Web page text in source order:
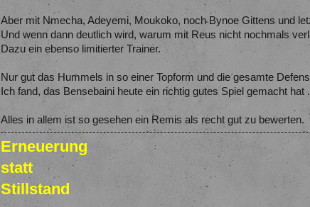
Aber mit Nmecha, Adeyemi, Moukoko, noch Bynoe Gittens und
Und wenn dann deutlich wird, warum mit Reus nicht nochmals
Dazu ein ebenso limitierter Trainer.
Nur gut das Hummels in so einer Topform und die gesamte
Ich fand, das Bensebaini heute ein richtig gutes Spiel gemacht hat
Alles in allem ist so gesehen ein Remis als recht gut zu bewerten.
Erneuerung
statt
Stillstand